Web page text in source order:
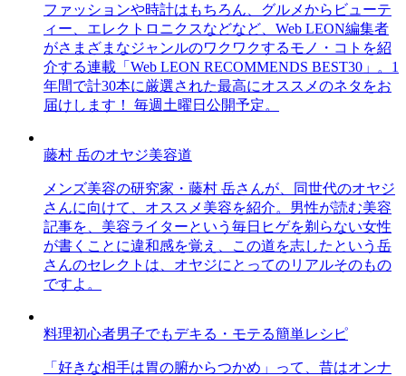
ファッションや時計はもちろん、グルメからビューテ
ィー、エレクトロニクスなどなど、Web LEON編集者
がさまざまなジャンルのワクワクするモノ・コトを紹
介する連載「Web LEON RECOMMENDS BEST30」。1
年間で計30本に厳選された最高にオススメのネタをお
届けします！ 毎週土曜日公開予定。
藤村 岳のオヤジ美容道
メンズ美容の研究家・藤村 岳さんが、同世代のオヤジ
さんに向けて、オススメ美容を紹介。男性が読む美容
記事を、美容ライターという毎日ヒゲを剃らない女性
が書くことに違和感を覚え、この道を志したという岳
さんのセレクトは、オヤジにとってのリアルそのもの
ですよ。
料理初心者男子でもデキる・モテる簡単レシピ
「好きな相手は胃の腑からつかめ」って、昔はオンナ